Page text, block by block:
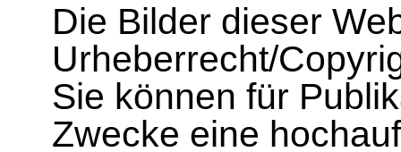
Die Bilder dieser
Urheberrecht/
Sie können für
Zwecke eine